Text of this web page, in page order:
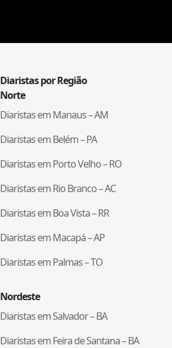
Diaristas por Região
Norte
Diaristas emManaus–AM
Diaristas emBelém–PA
Diaristas emPorto Velho–RO
Diaristas emRio Branco–AC
Diaristas emBoa Vista–RR
Diaristas emMacapá–AP
Diaristas emPalmas–TO
Nordeste
Diaristas emSalvador–BA
Diaristas emFeira de Santana–BA